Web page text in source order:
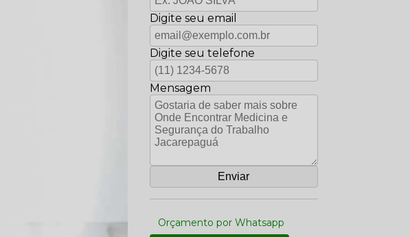
Digite seu email
Digite seu telefone
Mensagem
Orçamento por Whatsapp